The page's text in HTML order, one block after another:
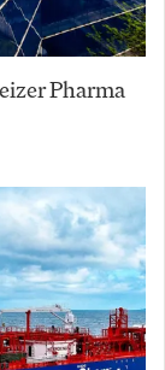
Pharma